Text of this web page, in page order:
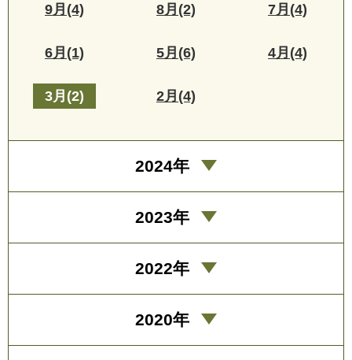
9月(4) 8月(2) 7月(4)
6月(1) 5月(6) 4月(4)
3月(2) 2月(4)
2024年
2023年
2022年
2020年